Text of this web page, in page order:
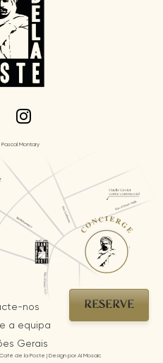
nos
a equipa
Gerais
Montary
de la Poste | Design por AI Mosaic
RESERVE
CONCIERGE